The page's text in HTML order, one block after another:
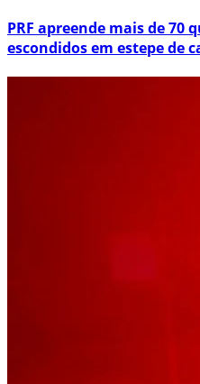
PRF apreende mais de 70
escondidos em estepe de